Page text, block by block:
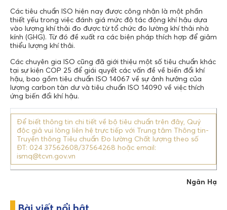
Các tiêu chuẩn ISO hiện nay được công nhận là một phần
thiết yếu trong việc đánh giá mức độ tác động khí hậu dựa
vào lượng khí thải đo được từ tổ chức đo lường khí thải nhà
kính (GHG). Từ đó đề xuất ra các biện pháp thích hợp để giảm
thiểu lượng khí thải.
Các chuyên gia ISO cũng đã giới thiệu một số tiêu chuẩn khác
tại sự kiện COP 25 để giái quyết các vấn đề về biến đổi khí
hậu, bao gồm tiêu chuẩn ISO 14067 về sự ảnh hưởng của
lượng carbon tàn dư và tiêu chuẩn ISO 14090 về việc thích
ứng biến đổi khí hậu.
Để biết thông tin chi tiết về bộ tiêu chuẩn trên đây, Quý
độc giả vui lòng liên hệ trực tiếp với Trung tâm Thông tin-
Truyền thông Tiêu chuẩn Đo lường Chất lượng theo số
ĐT: 024 37562608/37564268 hoặc email:
ismq@tcvn.gov.vn
Ngân Hạ